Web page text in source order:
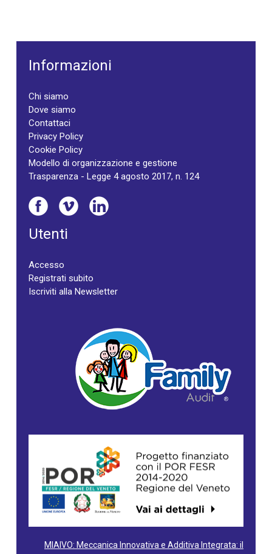
Informazioni
Chi siamo
Dove siamo
Contattaci
Privacy Policy
Cookie Policy
Modello di organizzazione e gestione
Trasparenza - Legge 4 agosto 2017, n. 124
Utenti
Accesso
Registrati subito
Iscriviti alla Newsletter
MIAIVO: Meccanica Innovativa e Additiva Integrata: il